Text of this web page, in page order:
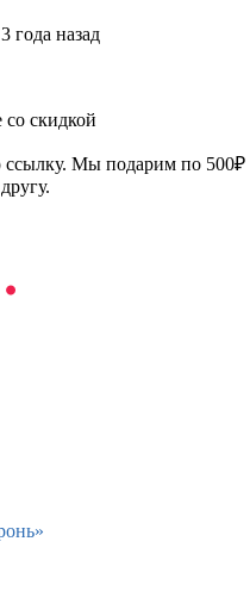
года назад
скидкой
ссылку. Мы подарим по 500₽